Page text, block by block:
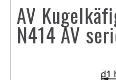
AV
N414 AV